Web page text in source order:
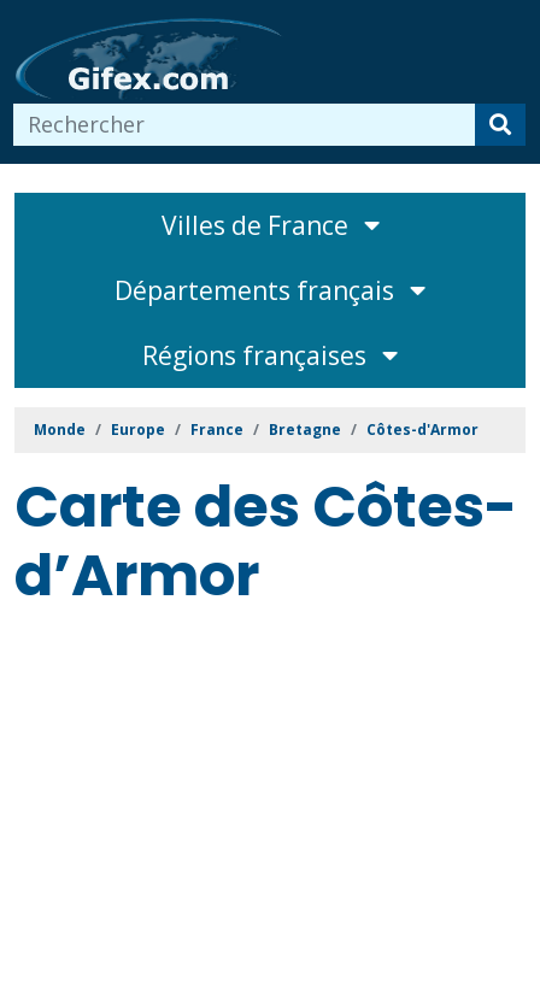
Villes de France
Départements français
Régions françaises
Monde Europe France Bretagne Côtes-d'Armor
Carte des Côtes-
d’Armor